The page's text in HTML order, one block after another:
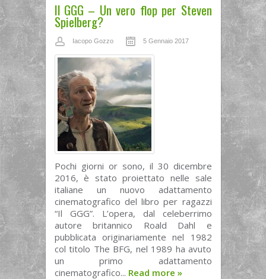
Il GGG – Un vero flop per Steven
Spielberg?
Iacopo Gozzo 5 Gennaio 2017
Pochi giorni or sono, il 30 dicembre
2016, è stato proiettato nelle sale
italiane un nuovo adattamento
cinematografico del libro per ragazzi
“Il GGG”. L’opera, dal celeberrimo
autore britannico Roald Dahl e
pubblicata originariamente nel 1982
col titolo The BFG, nel 1989 ha avuto
un primo adattamento
cinematografico... Read more »